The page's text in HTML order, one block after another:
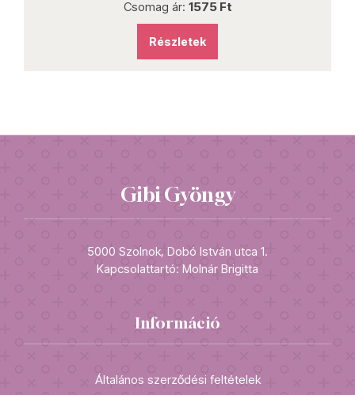
Csomag ár: 1575 Ft
Részletek
Gibi Gyöngy
5000 Szolnok, Dobó István utca 1.
Kapcsolattartó: Molnár Brigitta
Információ
Általános szerződési feltételek